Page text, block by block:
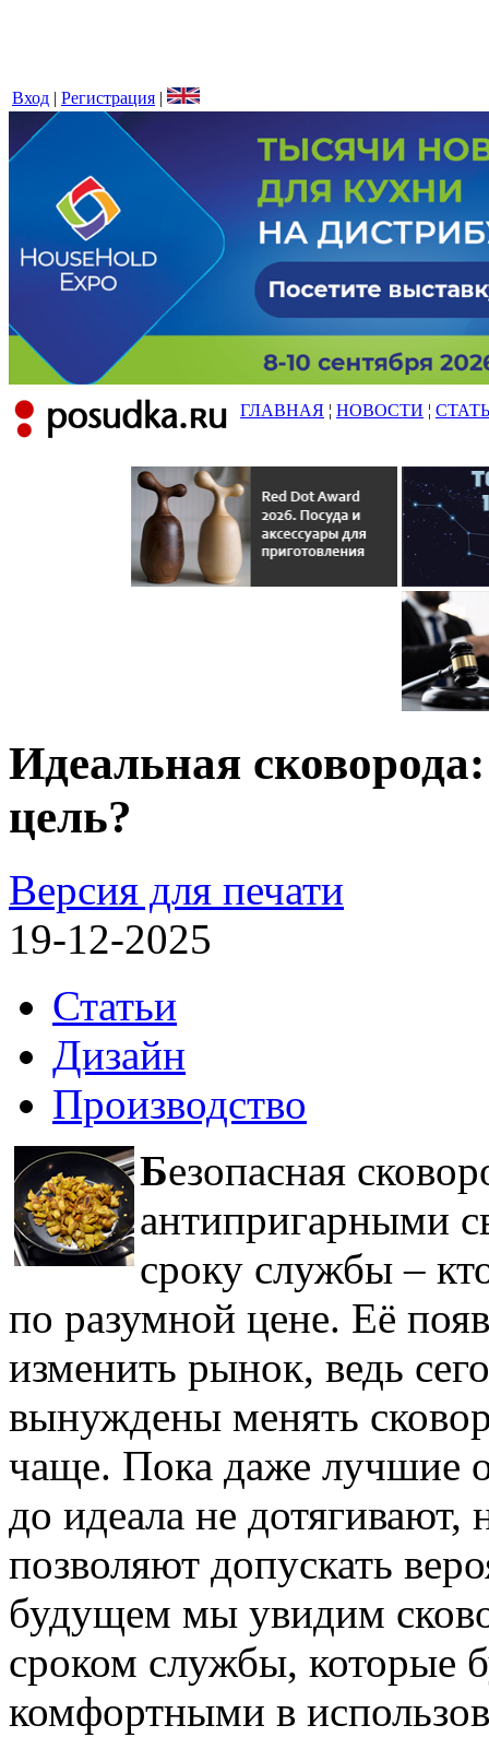
Вход | Регистрация |
ГЛАВНАЯ ¦ НОВОСТИ ¦
Идеальная
цель?
Версия для печати
19-12-2025
Статьи
Дизайн
Производство
Безопасная
антипригарными
сроку службы –
по разумной цене. Её
изменить рынок, ведь
вынуждены менять
чаще. Пока даже лучшие
до идеала не дотягивают,
позволяют допускать
будущем мы увидим
сроком службы, которые
комфортными в